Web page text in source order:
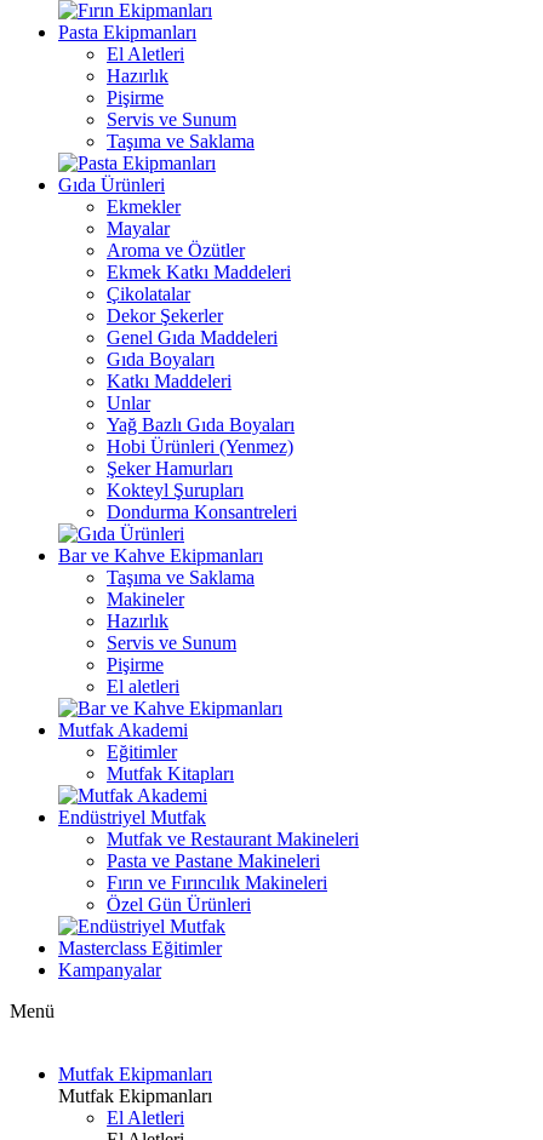
Pasta Ekipmanları
El Aletleri
Hazırlık
Pişirme
Servis ve Sunum
Taşıma ve Saklama
Gıda Ürünleri
Ekmekler
Mayalar
Aroma ve Özütler
Ekmek Katkı Maddeleri
Çikolatalar
Dekor Şekerler
Genel Gıda Maddeleri
Gıda Boyaları
Katkı Maddeleri
Unlar
Yağ Bazlı Gıda Boyaları
Hobi Ürünleri (Yenmez)
Şeker Hamurları
Kokteyl Şurupları
Dondurma Konsantreleri
Bar ve Kahve Ekipmanları
Taşıma ve Saklama
Makineler
Hazırlık
Servis ve Sunum
Pişirme
El aletleri
Mutfak Akademi
Eğitimler
Mutfak Kitapları
Endüstriyel Mutfak
Mutfak ve Restaurant Makineleri
Pasta ve Pastane Makineleri
Fırın ve Fırıncılık Makineleri
Özel Gün Ürünleri
Masterclass Eğitimler
Kampanyalar
Menü
Mutfak Ekipmanları
Mutfak Ekipmanları
El Aletleri